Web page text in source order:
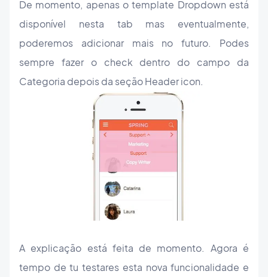
De momento, apenas o template Dropdown está
disponível nesta tab mas eventualmente,
poderemos adicionar mais no futuro. Podes
sempre fazer o check dentro do campo da
Categoria depois da seção Header icon.
A explicação está feita de momento. Agora é
tempo de tu testares esta nova funcionalidade e